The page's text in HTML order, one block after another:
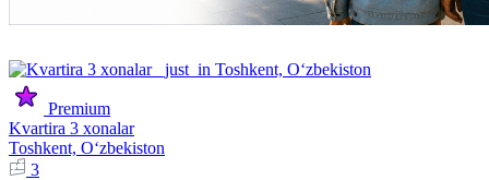
Premium
Kvartira 3 xonalar
Toshkent, Oʻzbekiston
3